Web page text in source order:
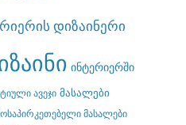
დიზაინერი
ინტერიერში
ავეჯი მასალები
მასალები